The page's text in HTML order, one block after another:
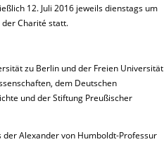
12. Juli 2016 jeweils dienstags um
Charité statt.
zu Berlin und der Freien Universität
dem Deutschen
und der Stiftung Preußischer
Alexander von Humboldt-Professur